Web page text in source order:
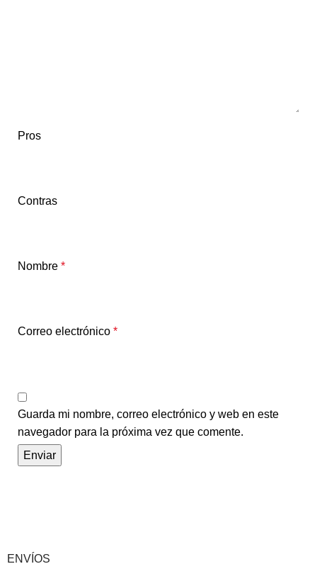
Pros
Contras
Nombre *
Correo electrónico *
Guarda mi nombre, correo electrónico y web en este
navegador para la próxima vez que comente.
ENVÍOS